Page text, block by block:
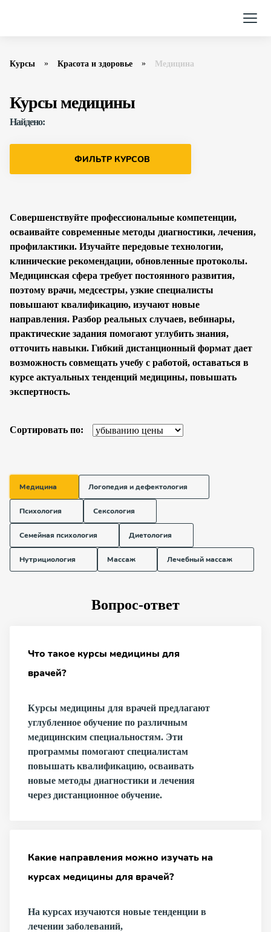
Курсы Красота и здоровье Медицина
Курсы медицины
Найдено:
ФИЛЬТР КУРСОВ
Совершенствуйте профессиональные компетенции,
осваивайте современные методы диагностики, лечения,
профилактики. Изучайте передовые технологии,
клинические рекомендации, обновленные протоколы.
Медицинская сфера требует постоянного развития,
поэтому врачи, медсестры, узкие специалисты
повышают квалификацию, изучают новые
направления. Разбор реальных случаев, вебинары,
практические задания помогают углубить знания,
отточить навыки. Гибкий дистанционный формат дает
возможность совмещать учебу с работой, оставаться в
курсе актуальных тенденций медицины, повышать
экспертность.
Сортировать по:
Медицина Логопедия и дефектология
Психология Сексология
Семейная психология Диетология
Нутрициология Массаж Лечебный массаж
Вопрос-ответ
Что такое курсы медицины для
врачей?
Курсы медицины для врачей предлагают
углубленное обучение по различным
медицинским специальностям. Эти
программы помогают специалистам
повышать квалификацию, осваивать
новые методы диагностики и лечения
через дистанционное обучение.
Какие направления можно изучать на
курсах медицины для врачей?
На курсах изучаются новые тенденции в
лечении заболеваний,